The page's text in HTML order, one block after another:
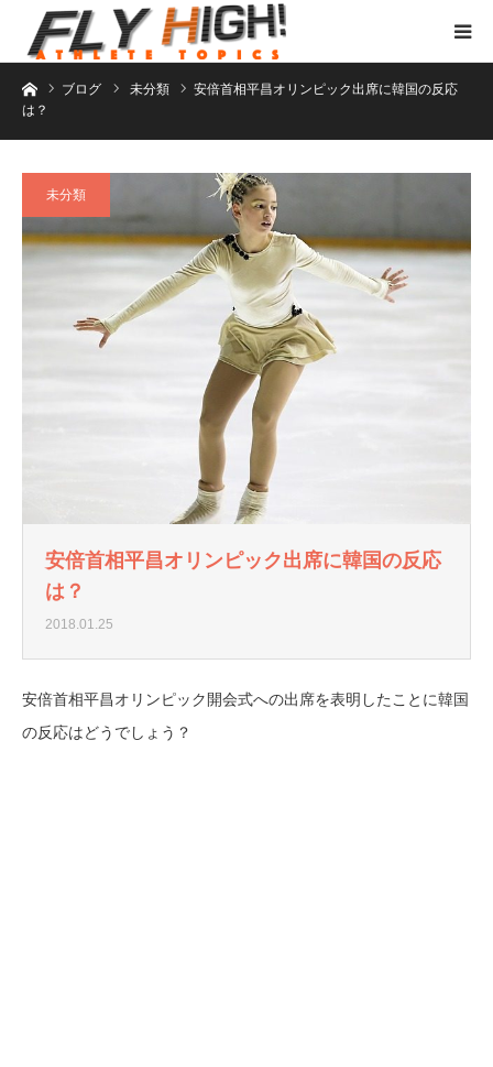
ホームブログ 未分類
安倍首相平昌オリンピック出席に韓国の反応
は？
未分類
安倍首相平昌オリンピック出席に韓国の反応
は？
2018.01.25
安倍首相平昌オリンピック開会式への出席を表明したことに韓国
の反応はどうでしょう？